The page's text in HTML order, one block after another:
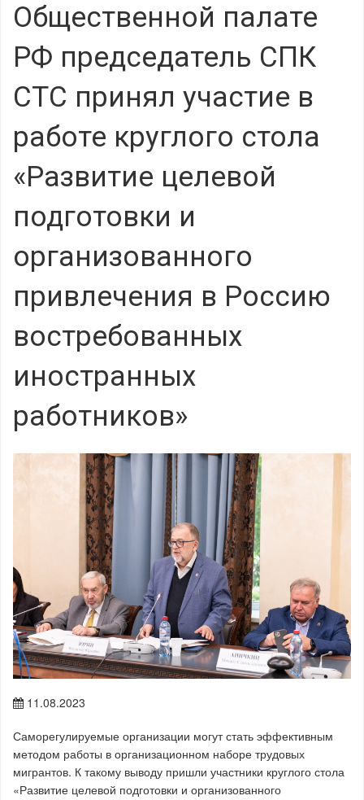
Общественной палате
РФ председатель СПК
СТС принял участие в
работе круглого стола
«Развитие целевой
подготовки и
организованного
привлечения в Россию
востребованных
иностранных
работников»
11.08.2023
Саморегулируемые организации могут стать эффективным
методом работы в организационном наборе трудовых
мигрантов. К такому выводу пришли участники круглого стола
«Развитие целевой подготовки и организованного